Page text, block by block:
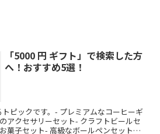
「5000 円 ギフト」で検索した方
へ！おすすめ5選！
ピックです。- プレミアムなコーヒーギ
アクセサリーセット- クラフトビールセ
菓子セット- 高級なボールペンセット以